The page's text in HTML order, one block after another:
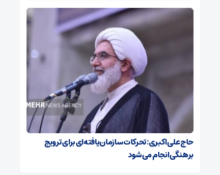
حاج‌علی‌اکبری: تحرکات سازمان‌یافته‌ای برای ترویج
برهنگی انجام می‌شود